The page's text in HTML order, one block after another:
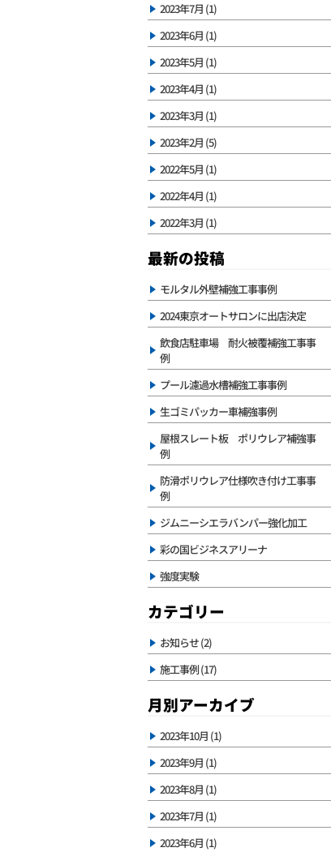
2023年7月 (1)
2023年6月 (1)
2023年5月 (1)
2023年4月 (1)
2023年3月 (1)
2023年2月 (5)
2022年5月 (1)
2022年4月 (1)
2022年3月 (1)
最新の投稿
モルタル外壁補強工事事例
2024東京オートサロンに出店決定
飲食店駐車場 耐火被覆補強工事事
例
プール濾過水槽補強工事事例
生ゴミパッカー車補強事例
屋根スレート板 ポリウレア補強事
例
防滑ポリウレア仕様吹き付け工事事
例
ジムニーシエラバンパー強化加工
彩の国ビジネスアリーナ
強度実験
カテゴリー
お知らせ (2)
施工事例 (17)
月別アーカイブ
2023年10月 (1)
2023年9月 (1)
2023年8月 (1)
2023年7月 (1)
2023年6月 (1)